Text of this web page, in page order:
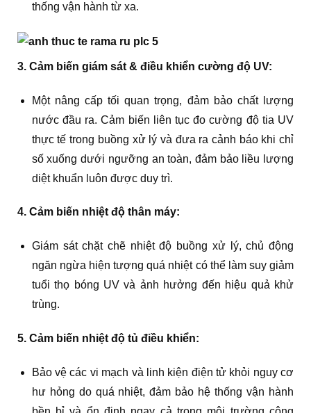
thống vận hành từ xa.
3. Cảm biến giám sát & điều khiển cường độ UV:
Một nâng cấp tối quan trọng, đảm bảo chất lượng
nước đầu ra. Cảm biến liên tục đo cường độ tia UV
thực tế trong buồng xử lý và đưa ra cảnh báo khi chỉ
số xuống dưới ngưỡng an toàn, đảm bảo liều lượng
diệt khuẩn luôn được duy trì.
4. Cảm biến nhiệt độ thân máy:
Giám sát chặt chẽ nhiệt độ buồng xử lý, chủ động
ngăn ngừa hiện tượng quá nhiệt có thể làm suy giảm
tuổi thọ bóng UV và ảnh hưởng đến hiệu quả khử
trùng.
5. Cảm biến nhiệt độ tủ điều khiển:
Bảo vệ các vi mạch và linh kiện điện tử khỏi nguy cơ
hư hỏng do quá nhiệt, đảm bảo hệ thống vận hành